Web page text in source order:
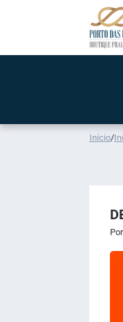
Início/